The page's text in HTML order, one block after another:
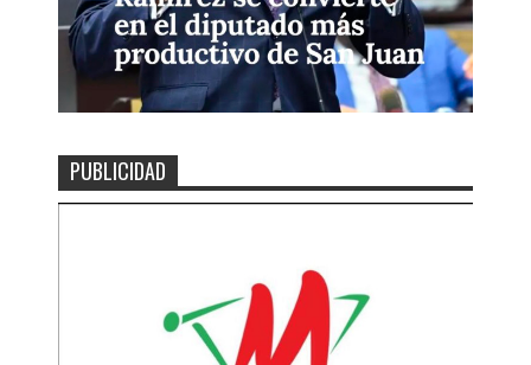
PUBLICIDAD